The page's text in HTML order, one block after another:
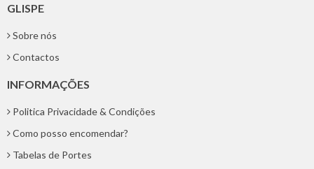
GLISPE
Sobre nós
Contactos
INFORMAÇÕES
Politica Privacidade & Condições
Como posso encomendar?
Tabelas de Portes